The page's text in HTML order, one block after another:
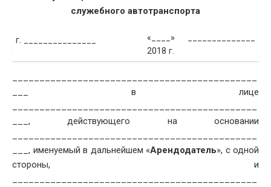
служебного автотранспорта
г. _______________
«____» ______________
2018 г.
___ в лице
___, действующего на основании
___, именуемый в дальнейшем «Арендодатель», с одной
стороны, и